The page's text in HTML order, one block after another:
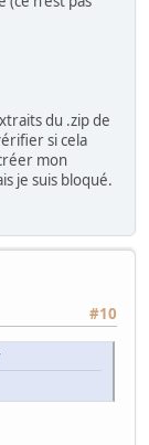
du .zip de
si cela
mon
je suis bloqué.
#10